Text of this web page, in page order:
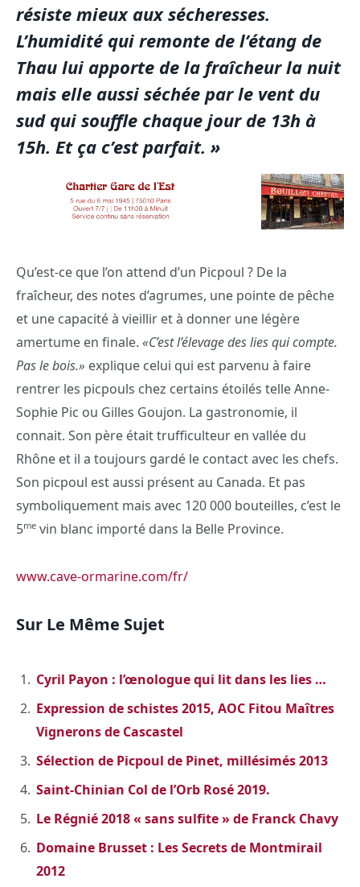
résiste mieux aux sécheresses.
L’humidité qui remonte de l’étang de
Thau lui apporte de la fraîcheur la nuit
mais elle aussi séchée par le vent du
sud qui souffle chaque jour de 13h à
15h. Et ça c’est parfait. »
Qu’est-ce que l’on attend d’un Picpoul ? De la
fraîcheur, des notes d’agrumes, une pointe de pêche
et une capacité à vieillir et à donner une légère
amertume en finale. «C’est l’élevage des lies qui compte.
Pas le bois.» explique celui qui est parvenu à faire
rentrer les picpouls chez certains étoilés telle Anne-
Sophie Pic ou Gilles Goujon. La gastronomie, il
connait. Son père était trufficulteur en vallée du
Rhône et il a toujours gardé le contact avec les chefs.
Son picpoul est aussi présent au Canada. Et pas
symboliquement mais avec 120 000 bouteilles, c’est le
5me vin blanc importé dans la Belle Province.
www.cave-ormarine.com/fr/
Sur Le Même Sujet
Cyril Payon : l’œnologue qui lit dans les lies …
Expression de schistes 2015, AOC Fitou Maîtres
Vignerons de Cascastel
Sélection de Picpoul de Pinet, millésimés 2013
Saint-Chinian Col de l’Orb Rosé 2019.
Le Régnié 2018 « sans sulfite » de Franck Chavy
Domaine Brusset : Les Secrets de Montmirail
2012